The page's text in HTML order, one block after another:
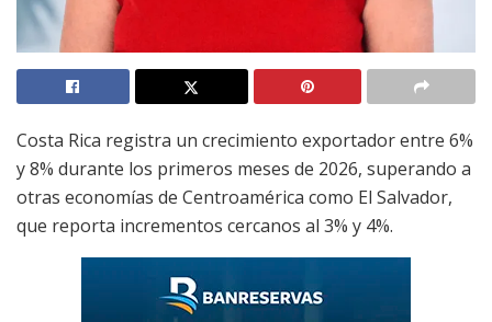
Costa Rica registra un crecimiento exportador entre 6%
y 8% durante los primeros meses de 2026, superando a
otras economías de Centroamérica como El Salvador,
que reporta incrementos cercanos al 3% y 4%.